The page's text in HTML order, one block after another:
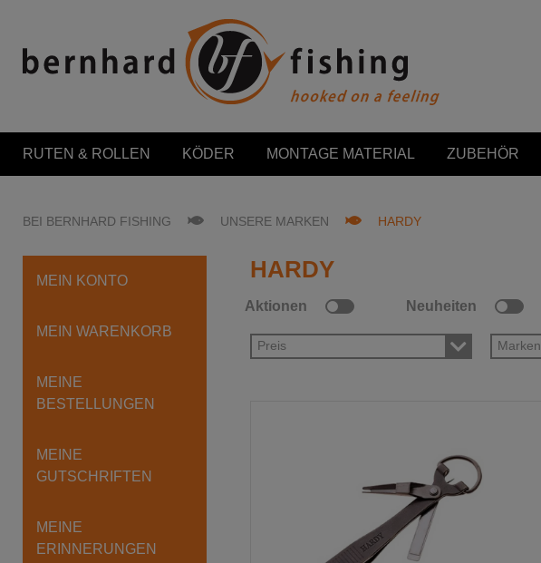
RUTEN & ROLLEN KÖDER MONTAGE MATERIAL ZUBEHÖR
BEI BERNHARD FISHING UNSERE MARKEN HARDY
MEIN KONTO
MEIN WARENKORB
MEINE
BESTELLUNGEN
MEINE
GUTSCHRIFTEN
MEINE
ERINNERUNGEN
HARDY
Aktionen Neuheiten
Preis Marken